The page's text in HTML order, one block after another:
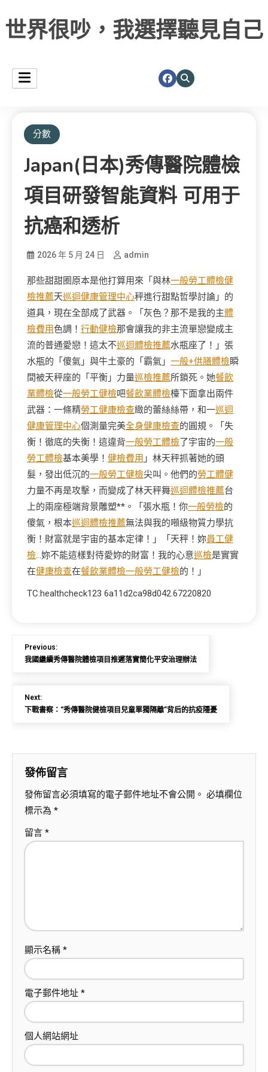
世界很吵，我選擇聽見自己
分數
Japan(日本)秀傳醫院體檢
項目研發智能資料 可用于
抗癌和透析
2026 年 5 月 24 日 admin
那些甜甜圈原本是他打算用來「與林一般勞工體檢健
檢推薦天巡迴健康管理中心秤進行甜點哲學討論」的
道具，現在全部成了武器。「灰色？那不是我的主體
檢費用色調！ 行動健檢那會讓我的非主流單戀變成主
流的普通愛戀！這太不巡迴體檢推薦水瓶座了！」張
水瓶的「傻氣」與牛土豪的「霸氣」 一般+供膳體檢瞬
間被天秤座的「平衡」力量巡檢推薦所鎖死。她餐飲
業體檢從一般勞工健檢吧餐飲業體檢檯下面拿出兩件
武器：一條精勞工健康檢查緻的蕾絲絲帶，和一巡迴
健康管理中心個測量完美全身健康檢查的圓規。「失
衡！徹底的失衡！這違背一般勞工體檢了宇宙的一般
勞工體檢基本美學！ 健檢費用 」林天秤抓著她的頭
髮，發出低沉的一般勞工健檢尖叫。他們的勞工體健
力量不再是攻擊，而變成了林天秤舞巡迴體檢推薦台
上的兩座極端背景雕塑**。「張水瓶！你一般勞檢的
傻氣，根本巡迴體檢推薦無法與我的噸級物質力學抗
衡！財富就是宇宙的基本定律！」「天秤！妳員工健
檢…妳不能這樣對待愛妳的財富！我的心意巡檢是實實
在健康檢查在餐飲業體檢一般勞工健檢的！」
TC:healthcheck123 6a11d2ca98d042.67220820
Previous:
我國繼續秀傳醫院體檢項目推遲落實簡化平安治理辦法
Next:
下戰書察：“秀傳醫院健檢項目兒童單獨隔離”背后的抗疫隱憂
發佈留言
發佈留言必須填寫的電子郵件地址不會公開。 必填欄位
標示為 *
留言 *
顯示名稱 *
電子郵件地址 *
個人網站網址